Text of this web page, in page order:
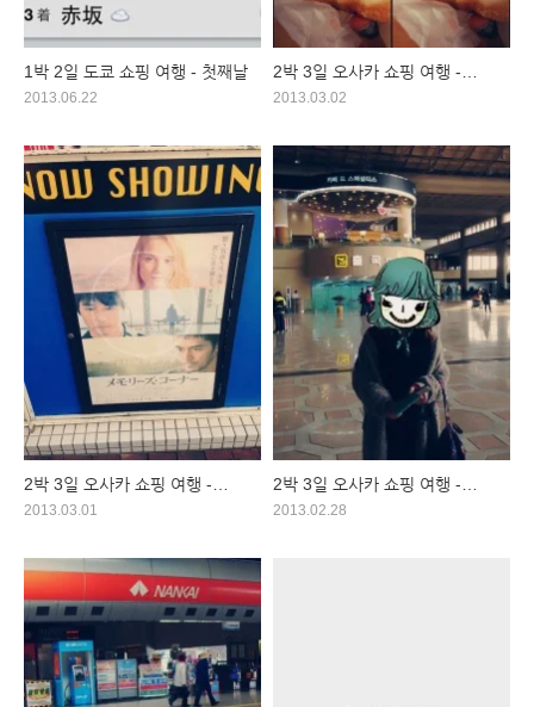
1박 2일 도쿄 쇼핑 여행 - 첫째날
2013.06.22
2박 3일 오사카 쇼핑 여행 -
마지막 날
2013.03.02
2박 3일 오사카 쇼핑 여행 -
둘째날
2013.03.01
2박 3일 오사카 쇼핑 여행 -
첫째날
2013.02.28